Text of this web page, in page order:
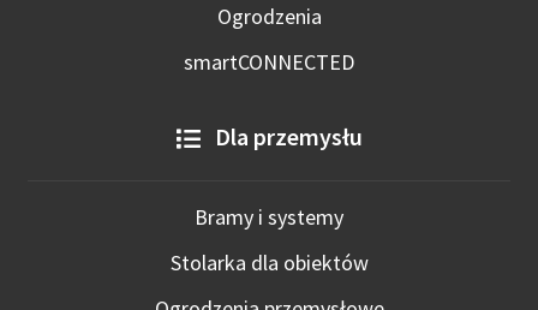
Ogrodzenia
smartCONNECTED
Dla przemysłu
Bramy i systemy
Stolarka dla obiektów